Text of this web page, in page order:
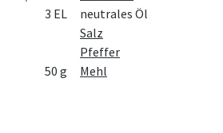
3 EL
neutrales Öl
Salz
Pfeffer
50 g
Mehl